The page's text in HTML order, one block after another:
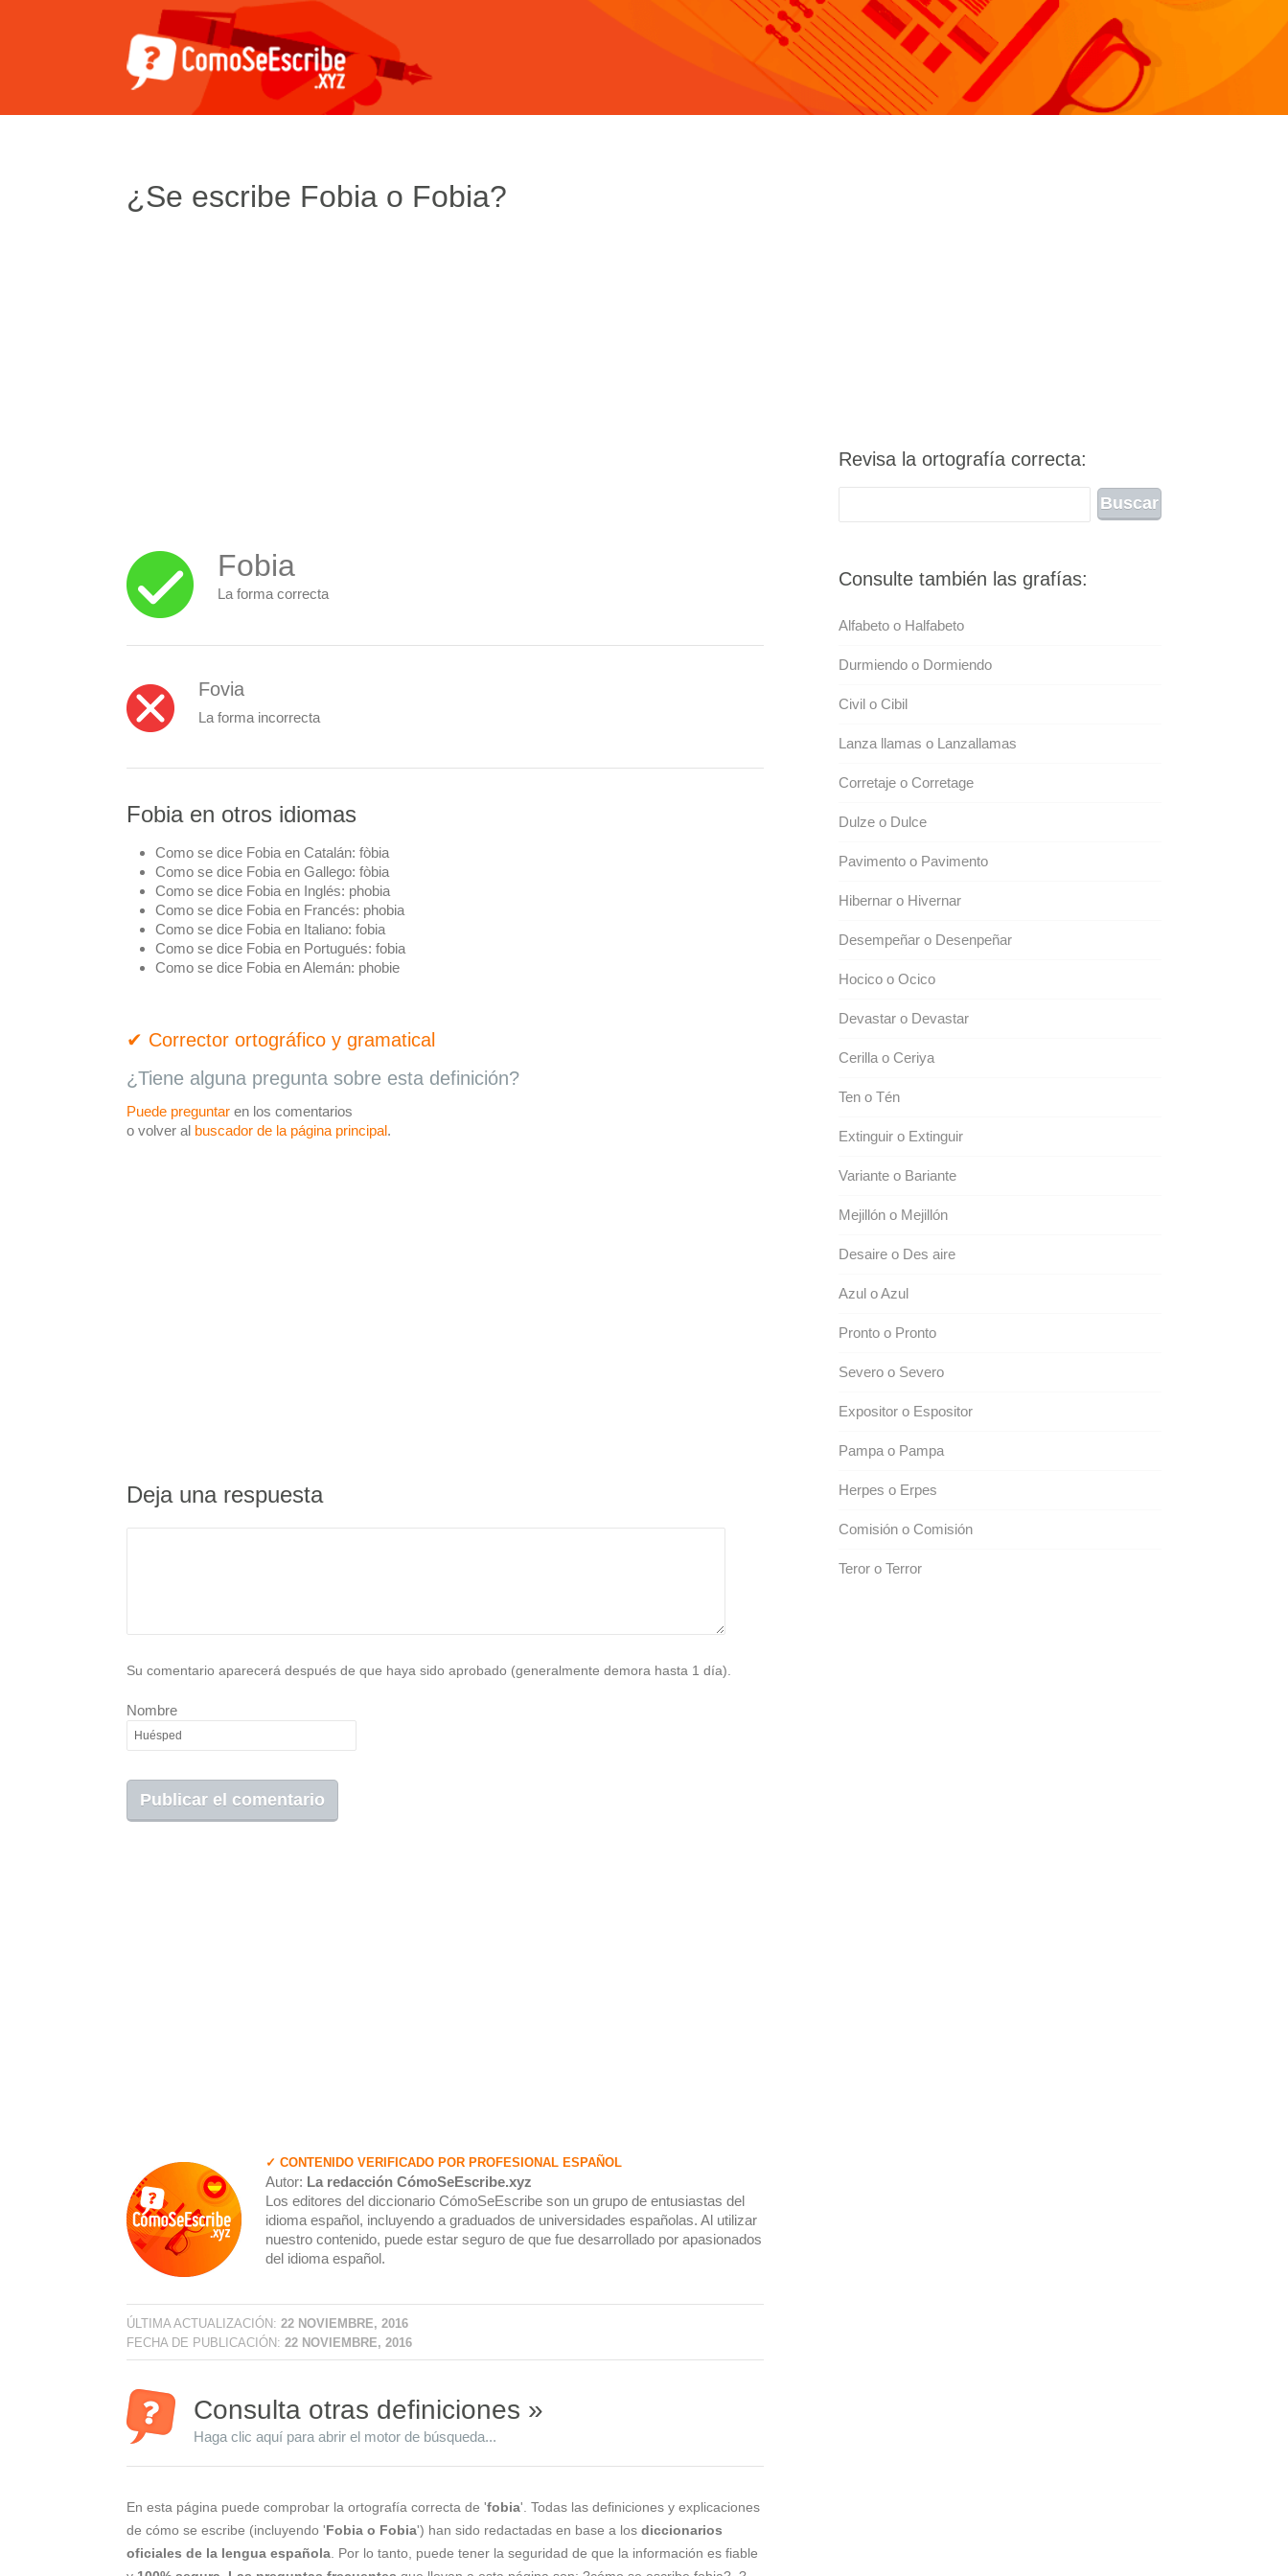
¿Se escribe Fobia o Fobia?
Fobia
La forma correcta
Fovia
La forma incorrecta
Fobia en otros idiomas
Como se dice Fobia en Catalán: fòbia
Como se dice Fobia en Gallego: fòbia
Como se dice Fobia en Inglés: phobia
Como se dice Fobia en Francés: phobia
Como se dice Fobia en Italiano: fobia
Como se dice Fobia en Portugués: fobia
Como se dice Fobia en Alemán: phobie
✔ Corrector ortográfico y gramatical
¿Tiene alguna pregunta sobre esta definición?
Puede preguntar en los comentarios
o volver al buscador de la página principal.
Deja una respuesta
Su comentario aparecerá después de que haya sido aprobado (generalmente demora hasta 1 día).
Nombre
✓ CONTENIDO VERIFICADO POR PROFESIONAL ESPAÑOL
Autor: La redacción CómoSeEscribe.xyz
Los editores del diccionario CómoSeEscribe son un grupo de entusiastas del
idioma español, incluyendo a graduados de universidades españolas. Al utilizar
nuestro contenido, puede estar seguro de que fue desarrollado por apasionados
del idioma español.
ÚLTIMA ACTUALIZACIÓN: 22 NOVIEMBRE, 2016
FECHA DE PUBLICACIÓN: 22 NOVIEMBRE, 2016
Consulta otras definiciones »
Haga clic aquí para abrir el motor de búsqueda...
En esta página puede comprobar la ortografía correcta de 'fobia'. Todas las definiciones y explicaciones
de cómo se escribe (incluyendo 'Fobia o Fobia') han sido redactadas en base a los diccionarios
oficiales de la lengua española . Por lo tanto, puede tener la seguridad de que la información es fiable
Revisa la ortografía correcta:
Consulte también las grafías:
Alfabeto o Halfabeto
Durmiendo o Dormiendo
Civil o Cibil
Lanza llamas o Lanzallamas
Corretaje o Corretage
Dulze o Dulce
Pavimento o Pavimento
Hibernar o Hivernar
Desempeñar o Desenpeñar
Hocico o Ocico
Devastar o Devastar
Cerilla o Ceriya
Ten o Tén
Extinguir o Extinguir
Variante o Bariante
Mejillón o Mejillón
Desaire o Des aire
Azul o Azul
Pronto o Pronto
Severo o Severo
Expositor o Espositor
Pampa o Pampa
Herpes o Erpes
Comisión o Comisión
Teror o Terror